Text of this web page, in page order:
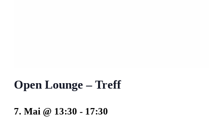
Open Lounge – Treff
7. Mai @ 13:30 - 17:30